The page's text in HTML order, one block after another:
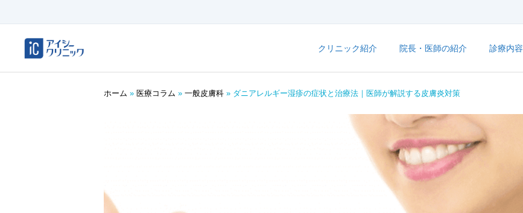
クリニック紹介 院長・医師の紹介 診療内容
ホーム » 医療コラム » 一般皮膚科 » ダニアレルギー湿疹の症状と治療法｜医師が解説する皮膚炎対策